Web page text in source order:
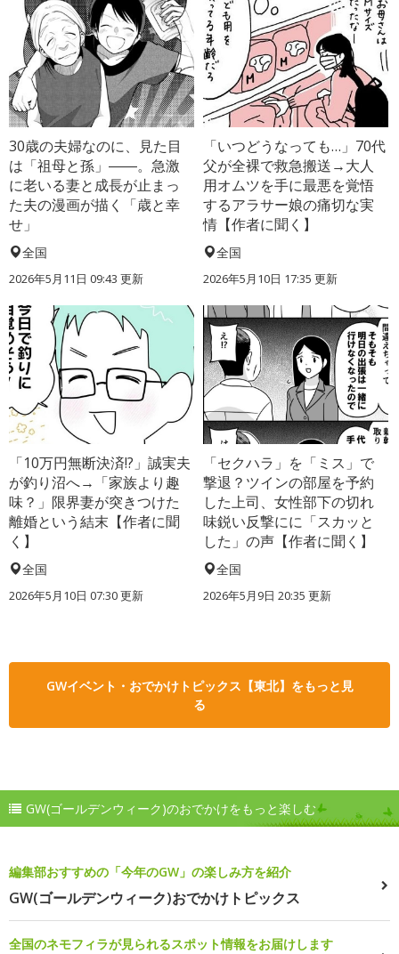
30歳の夫婦なのに、見た目
は「祖母と孫」――。急激
に老いる妻と成長が止まっ
た夫の漫画が描く「歳と幸
せ」
全国
2026年5月11日 09:43 更新
「いつどうなっても…」70代
父が全裸で救急搬送→大人
用オムツを手に最悪を覚悟
するアラサー娘の痛切な実
情【作者に聞く】
全国
2026年5月10日 17:35 更新
「10万円無断決済!?」誠実夫
が釣り沼へ→「家族より趣
味？」限界妻が突きつけた
離婚という結末【作者に聞
く】
全国
2026年5月10日 07:30 更新
「セクハラ」を「ミス」で
撃退？ツインの部屋を予約
した上司、女性部下の切れ
味鋭い反撃にに「スカッと
した」の声【作者に聞く】
全国
2026年5月9日 20:35 更新
GWイベント・おでかけトピックス【東北】をもっと見
る
GW(ゴールデンウィーク)のおでかけをもっと楽しむ
編集部おすすめの「今年のGW」の楽しみ方を紹介
GW(ゴールデンウィーク)おでかけトピックス
全国のネモフィラが見られるスポット情報をお届けします